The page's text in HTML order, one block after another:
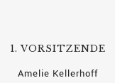
1. VORSITZENDE
Amelie Kellerhoff